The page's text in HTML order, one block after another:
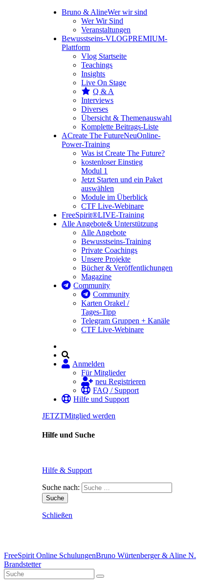
Bruno & AlineWer wir sind
Wer Wir Sind
Veranstaltungen
Bewusstseins-VLOGPREMIUM-
Plattform
Vlog Startseite
Teachings
Insights
Live On Stage
Q & A
Interviews
Diverses
Übersicht & Themenauswahl
Komplette Beitrags-Liste
ACreate The FutureNeuOnline-
Power-Training
Was ist Create The Future?
kostenloser Einstieg
Modul 1
Jetzt Starten und ein Paket
auswählen
Module im Überblick
CTF Live-Webinare
FreeSpirit®LIVE-Training
Alle Angebote& Unterstützung
Alle Angebote
Bewusstseins-Training
Private Coachings
Unsere Projekte
Bücher & Veröffentlichungen
Magazine
Community
Community
Karten Orakel /
Tages-Tipp
Telegram Gruppen + Kanäle
CTF Live-Webinare
Anmelden
Für Mitglieder
neu Registrieren
FAQ / Support
Hilfe und Support
JETZTMitglied werden
Hilfe und Suche
Hilfe & Support
Suche nach:
Schließen
FreeSpirit Online SchulungenBruno Würtenberger & Aline N.
Brandstetter